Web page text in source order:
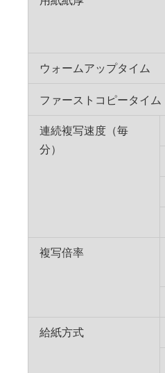
ウォームアップタイム
ファーストコピータイム
連続複写速度（毎
分）
複写倍率
給紙方式